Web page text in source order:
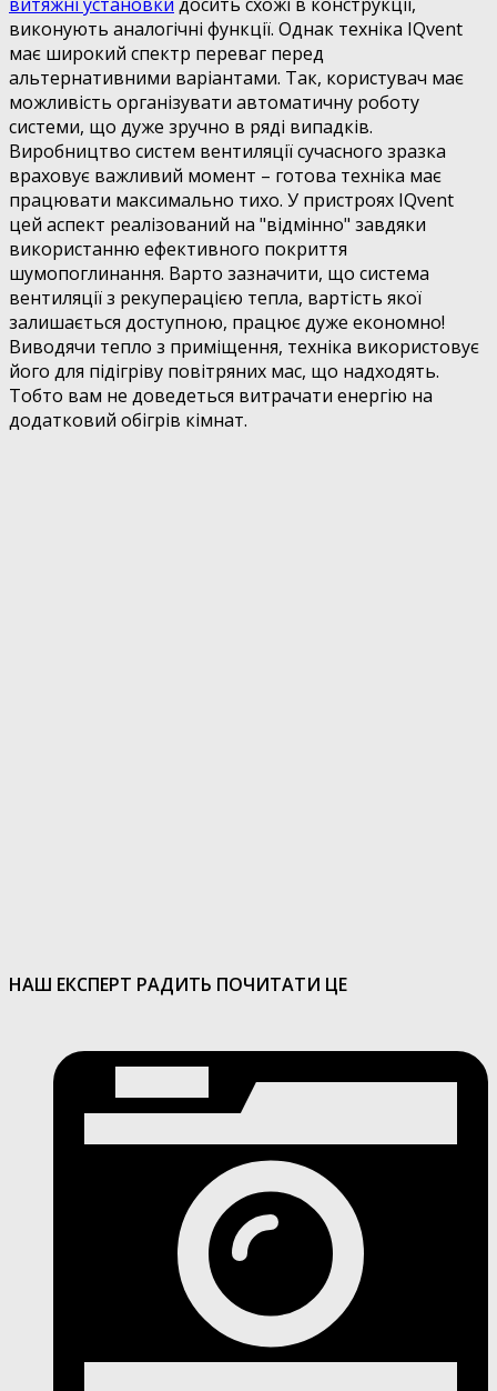
витяжні установки досить схожі в конструкції,
виконують аналогічні функції. Однак техніка IQvent
має широкий спектр переваг перед
альтернативними варіантами. Так, користувач має
можливість організувати автоматичну роботу
системи, що дуже зручно в ряді випадків.
Виробництво систем вентиляції сучасного зразка
враховує важливий момент – готова техніка має
працювати максимально тихо. У пристроях IQvent
цей аспект реалізований на "відмінно" завдяки
використанню ефективного покриття
шумопоглинання. Варто зазначити, що система
вентиляції з рекуперацією тепла, вартість якої
залишається доступною, працює дуже економно!
Виводячи тепло з приміщення, техніка використовує
його для підігріву повітряних мас, що надходять.
Тобто вам не доведеться витрачати енергію на
додатковий обігрів кімнат.
НАШ ЕКСПЕРТ РАДИТЬ ПОЧИТАТИ ЦЕ